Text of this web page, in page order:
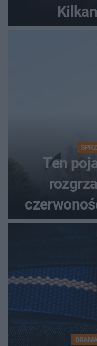
Ten
pytali,